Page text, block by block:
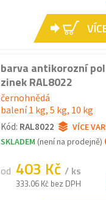
barva antikorozní
zinek RAL8022
černohnědá
balení 1 kg, 5 kg, 10 kg
Kód: RAL8022
VÍCE
SKLADEM (není na prodejně)
od 403 Kč / ks
333.06 Kč bez DPH